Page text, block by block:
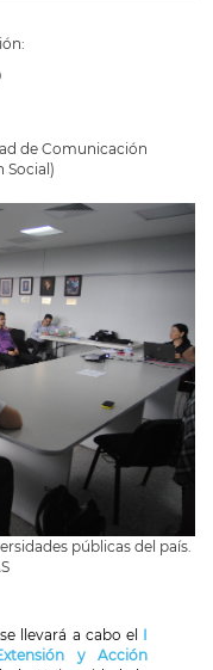
de Comunicación
Social)
públicas del país.
llevará a cabo el I
y Acción